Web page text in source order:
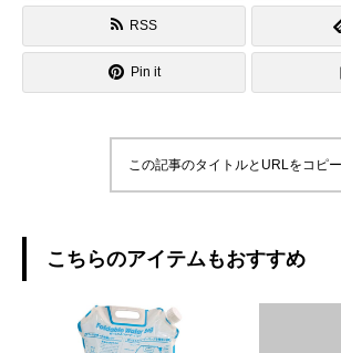
RSS
Pin it
この記事のタイトルとURLをコピ
こちらのアイテムもおすすめ